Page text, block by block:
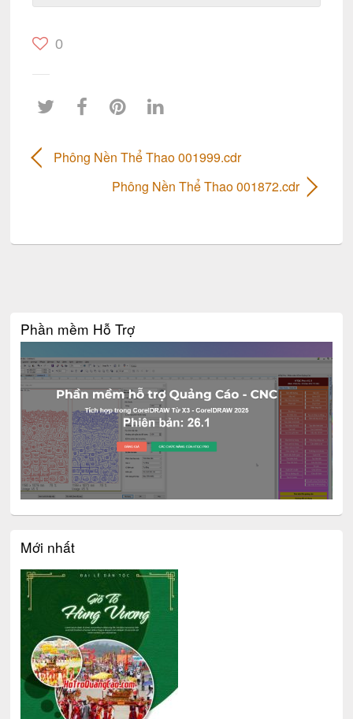
0
Phông Nền Thể Thao 001999.cdr
Phông Nền Thể Thao 001872.cdr
Phần mềm Hỗ Trợ
Mới nhất